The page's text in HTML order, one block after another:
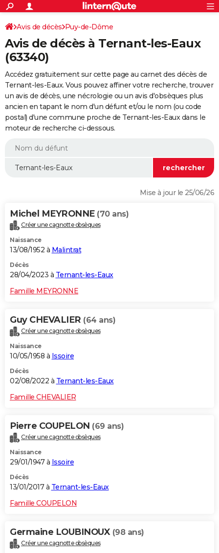
ACTUALITÉS
Politique
Société
Faits Divers
Education
Monde
Villes
+
SPORT
Coupe du monde 2026
Football
Tennis
Cyclisme
Rugby
Forum
FINANCE
Retraite
Impôts
Epargne
Immobilier
Risques naturels par ville
Banque
Assurance
Crédit
Essais
Réserver un essai
Citadines
Berlines
SUV
Forum auto
+
HIGH-TECH
Mobiles
Meilleur smartphone
Internet
Ordinateurs
Jeux vidéo
Guide high-tech
+BRICOLAGE
Forum
Aménagement intérieur
Extérieur
Cuisine
Salle de bains
Jardinage
Rangement
WEEK-END
Guides de France
Escapades
Patrimoine
Expositions
Musées
Week-end nature
LIFESTYLE
Alimentation
Guide de la santé
Maladies
Médicaments
Sommeil
VOYAGE
Destinations
City break
Voyage nature
Voyage de noces
Forum
Climat
+PHOTO
GUIDES D'ACHAT
BONS PLANS
CARTE DE VOEUX
Dictionnaire
Biographies
Citations
Expressions
Proverbes
PROGRAMME TV
COPAINS D'AVANT
S'inscrire
Se connecter
Lycées
Collèges
Primaires
Universités
Entreprises
Service militaire
Avis de recherche
AVIS DE DÉCÈS
S'inscrire
Connexion
Avis de décès Puy-de-Dôme
Avis de décès à Ternant-les-Eaux
(63340)
Accédez gratuitement sur cette page au carnet des décès de
Ternant-les-Eaux. Vous pouvez affiner votre recherche, trouver
un avis de décès, une nécrologie ou un avis d'obsèques plus
ancien en tapant le nom d'un défunt et/ou le nom (ou code
postal) d'une commune proche de Ternant-les-Eaux dans le
moteur de recherche ci-dessous.
Mise à jour le 25/06/26
Michel MEYRONNE (70 ans)
Créer une cagnotte obsèques
Naissance
13/08/1952 à Malintrat
Décès
28/04/2023 à Ternant-les-Eaux
Famille MEYRONNE
Guy CHEVALIER (64 ans)
Créer une cagnotte obsèques
Naissance
10/05/1958 à Issoire
Décès
02/08/2022 à Ternant-les-Eaux
Famille CHEVALIER
Pierre COUPELON (69 ans)
Créer une cagnotte obsèques
Naissance
29/01/1947 à Issoire
Décès
13/01/2017 à Ternant-les-Eaux
Famille COUPELON
Germaine LOUBINOUX (98 ans)
Créer une cagnotte obsèques